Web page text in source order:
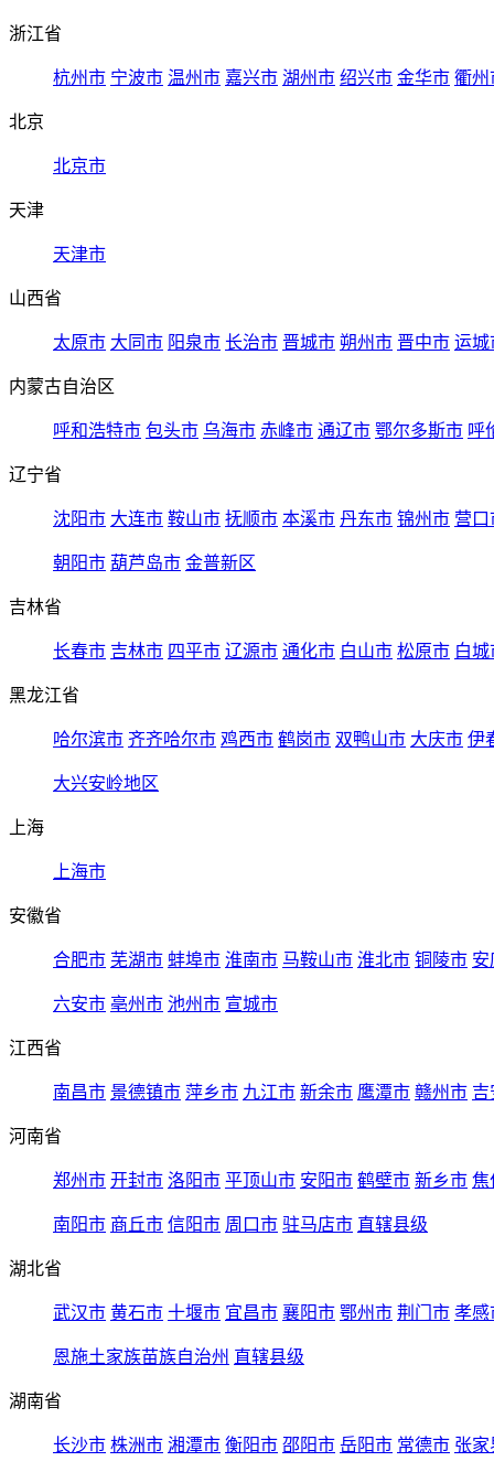
浙江省
杭州市 宁波市 温州市 嘉兴市 湖州市 绍兴市 金华市 衢州
北京
北京市
天津
天津市
山西省
太原市 大同市 阳泉市 长治市 晋城市 朔州市 晋中市 运城
内蒙古自治区
呼和浩特市 包头市 乌海市 赤峰市 通辽市 鄂尔多斯市 呼
辽宁省
沈阳市 大连市 鞍山市 抚顺市 本溪市 丹东市 锦州市 营口
朝阳市 葫芦岛市 金普新区
吉林省
长春市 吉林市 四平市 辽源市 通化市 白山市 松原市 白城
黑龙江省
哈尔滨市 齐齐哈尔市 鸡西市 鹤岗市 双鸭山市 大庆市 伊
大兴安岭地区
上海
上海市
安徽省
合肥市 芜湖市 蚌埠市 淮南市 马鞍山市 淮北市 铜陵市 安
六安市 亳州市 池州市 宣城市
江西省
南昌市 景德镇市 萍乡市 九江市 新余市 鹰潭市 赣州市 吉
河南省
郑州市 开封市 洛阳市 平顶山市 安阳市 鹤壁市 新乡市 焦
南阳市 商丘市 信阳市 周口市 驻马店市 直辖县级
湖北省
武汉市 黄石市 十堰市 宜昌市 襄阳市 鄂州市 荆门市 孝感
恩施土家族苗族自治州 直辖县级
湖南省
长沙市 株洲市 湘潭市 衡阳市 邵阳市 岳阳市 常德市 张家